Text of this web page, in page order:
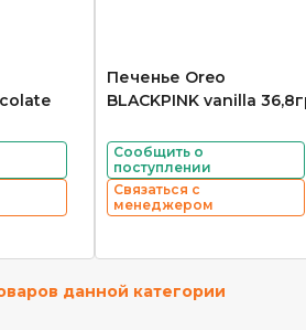
Печенье Oreo
BLACKPINK vanilla
Сообщить о
поступлении
Связаться с
менеджером
данной категории